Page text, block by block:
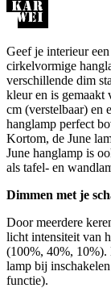
Geef je interieur
cirkelvormige
verschillende dim
kleur en is gemaakt
cm (verstelbaar) en
hanglamp perfect
Kortom, de June
June hanglamp is
als tafel- en
Dimmen met je
Door meerdere
licht intensiteit van
(100%, 40%, 10%).
lamp bij
functie).